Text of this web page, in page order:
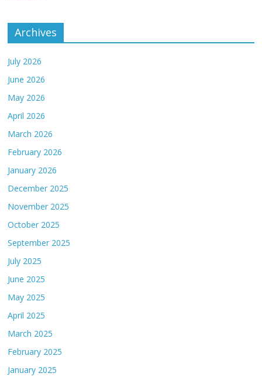
Archives
July 2026
June 2026
May 2026
April 2026
March 2026
February 2026
January 2026
December 2025
November 2025
October 2025
September 2025
July 2025
June 2025
May 2025
April 2025
March 2025
February 2025
January 2025